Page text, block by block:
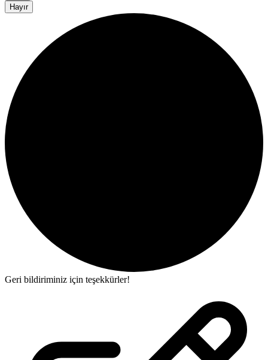
Hayır
Geri bildiriminiz için teşekkürler!